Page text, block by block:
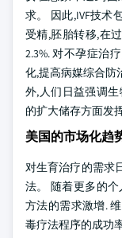
求。 因此,IVF技术
受精,胚胎转移,在
2.3%. 对不孕症治
化,提高病媒综合防
外,人们日益强调生
的扩大储存方面发
美国的市场化趋
对生育治疗的需求
法。 随着更多的
方法的需求激增.
毒疗法程序的成功